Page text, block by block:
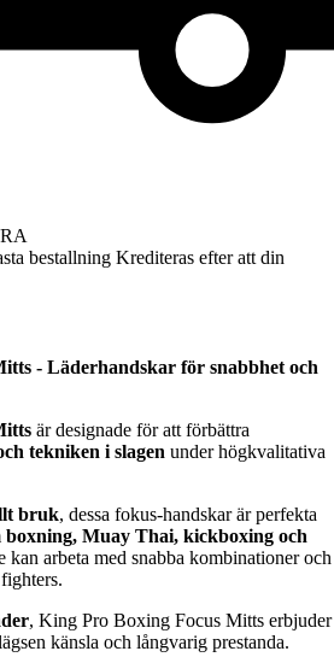
bestallning Krediteras efter att din
- Läderhandskar för snabbhet och
är designade för att förbättra
tekniken i slagen under högkvalitativa
bruk, dessa fokus-handskar är perfekta
boxning, Muay Thai, kickboxing och
kan arbeta med snabba kombinationer och
, King Pro Boxing Focus Mitts erbjuder
känsla och långvarig prestanda.